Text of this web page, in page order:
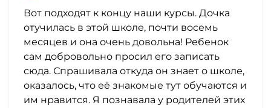
Вот подходят к концу наши курсы. Дочка
отучилась в этой школе, почти восемь
месяцев и она очень довольна! Ребенок
сам добровольно просил его записать
сюда. Спрашивала откуда он знает о школе,
оказалось, что её знакомые тут обучаются и
им нравится. Я познавала у родителей этих